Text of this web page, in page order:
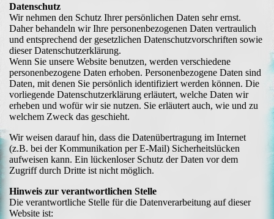
Datenschutz
Wir nehmen den Schutz Ihrer persönlichen Daten sehr ernst.
Daher behandeln wir Ihre personenbezogenen Daten vertraulich
und entsprechend der gesetzlichen Datenschutzvorschriften sowie
dieser Datenschutzerklärung.
Wenn Sie unsere Website benutzen, werden verschiedene
personenbezogene Daten erhoben. Personenbezogene Daten sind
Daten, mit denen Sie persönlich identifiziert werden können. Die
vorliegende Datenschutzerklärung erläutert, welche Daten wir
erheben und wofür wir sie nutzen. Sie erläutert auch, wie und zu
welchem Zweck das geschieht.
Wir weisen darauf hin, dass die Datenübertragung im Internet
(z.B. bei der Kommunikation per E-Mail) Sicherheitslücken
aufweisen kann. Ein lückenloser Schutz der Daten vor dem
Zugriff durch Dritte ist nicht möglich.
Hinweis zur verantwortlichen Stelle
Die verantwortliche Stelle für die Datenverarbeitung auf dieser
Website ist: